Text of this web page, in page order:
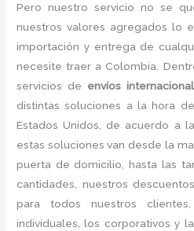
Pero nuestro servicio no se
nuestros valores agregados lo
importación y entrega de
necesite traer a Colombia.
servicios de envíos
distintas soluciones a la hora
Estados Unidos, de acuerdo a
estas soluciones van desde la
puerta de domicilio, hasta las
cantidades, nuestros
para todos nuestros
individuales, los corporativos y